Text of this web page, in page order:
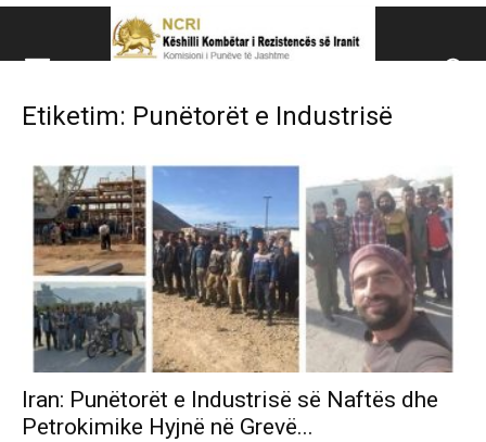
Këshillit Kombëtar të
Këshillit Kombëtar të Rezistencës së Iranit (NCRI)
Etiketim: Punëtorët e Industrisë
Iran: Punëtorët e Industrisë së Naftës dhe
Petrokimike Hyjnë në Grevë...